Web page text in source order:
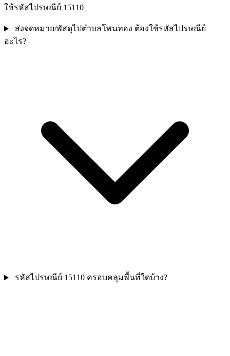
ใช้รหัสไปรษณีย์ 15110
ส่งจดหมาย/พัสดุไปตำบลโพนทอง ต้องใช้รหัสไปรษณีย์
อะไร?
รหัสไปรษณีย์ 15110 ครอบคลุมพื้นที่ใดบ้าง?